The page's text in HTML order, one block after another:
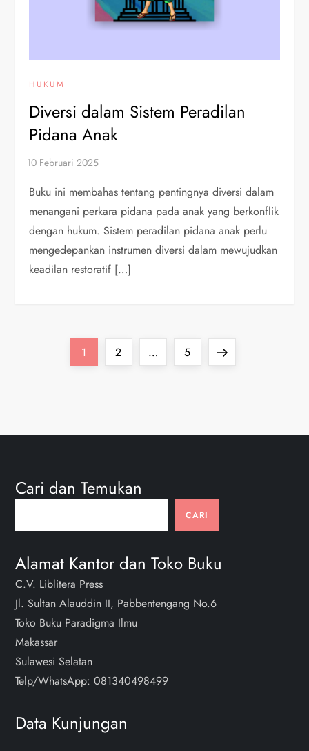
HUKUM
Diversi dalam Sistem Peradilan
Pidana Anak
Buku ini membahas tentang pentingnya diversi dalam
menangani perkara pidana pada anak yang berkonflik
dengan hukum. Sistem peradilan pidana anak perlu
mengedepankan instrumen diversi dalam mewujudkan
keadilan restoratif […]
n
s
i
p
o
s
Page
1 Page
2 … Page
5
Next
Cari dan Temukan
CARI
Alamat Kantor dan Toko Buku
C.V. Liblitera Press
Jl. Sultan Alauddin II, Pabbentengang No.6
Toko Buku Paradigma Ilmu
Makassar
Sulawesi Selatan
Telp/WhatsApp: 081340498499
Data Kunjungan